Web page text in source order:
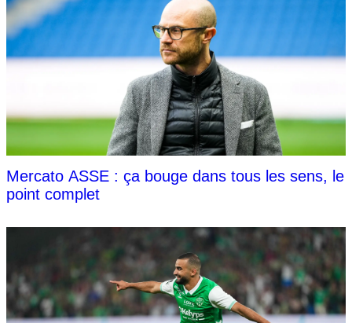
Mercato ASSE : ça bouge dans tous les sens, le
point complet